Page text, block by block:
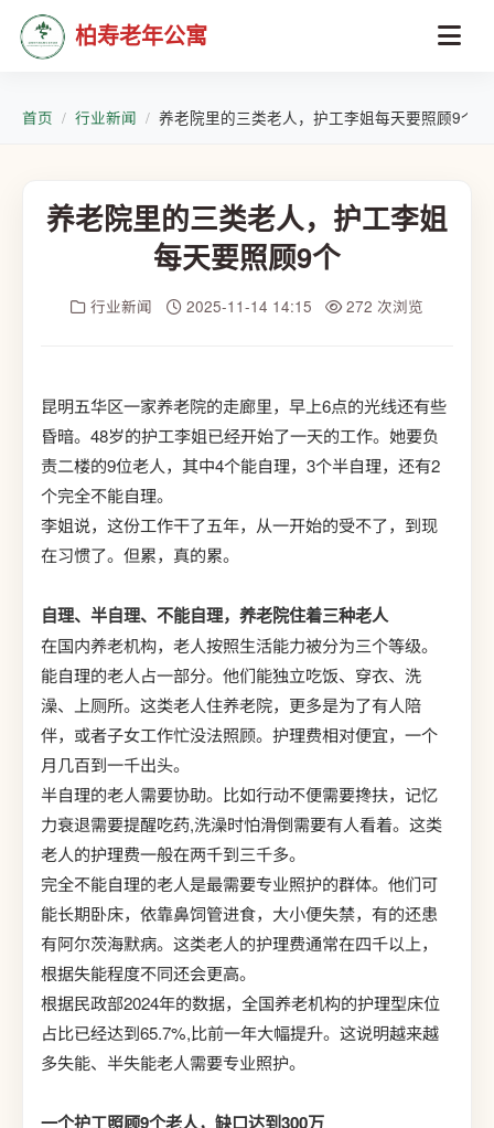
柏寿老年公寓
首页 行业新闻 养老院里的三类老人，护工李姐每天要照顾9个
养老院里的三类老人，护工李姐
每天要照顾9个
行业新闻 2025-11-14 14:15 272 次浏览
昆明五华区一家养老院的走廊里，早上6点的光线还有些
昏暗。48岁的护工李姐已经开始了一天的工作。她要负
责二楼的9位老人，其中4个能自理，3个半自理，还有2
个完全不能自理。
李姐说，这份工作干了五年，从一开始的受不了，到现
在习惯了。但累，真的累。
自理、半自理、不能自理，养老院住着三种老人
在国内养老机构，老人按照生活能力被分为三个等级。
能自理的老人占一部分。他们能独立吃饭、穿衣、洗
澡、上厕所。这类老人住养老院，更多是为了有人陪
伴，或者子女工作忙没法照顾。护理费相对便宜，一个
月几百到一千出头。
半自理的老人需要协助。比如行动不便需要搀扶，记忆
力衰退需要提醒吃药,洗澡时怕滑倒需要有人看着。这类
老人的护理费一般在两千到三千多。
完全不能自理的老人是最需要专业照护的群体。他们可
能长期卧床，依靠鼻饲管进食，大小便失禁，有的还患
有阿尔茨海默病。这类老人的护理费通常在四千以上，
根据失能程度不同还会更高。
根据民政部2024年的数据，全国养老机构的护理型床位
占比已经达到65.7%,比前一年大幅提升。这说明越来越
多失能、半失能老人需要专业照护。
一个护工照顾9个老人，缺口达到300万